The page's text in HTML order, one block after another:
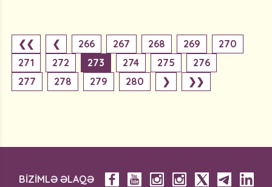
❮❮ ❮ 266 267 268 269
270
271
272 273 274 275
276
277
278 279 280 ❯ ❯❯
BİZİMLƏ ƏLAQƏ